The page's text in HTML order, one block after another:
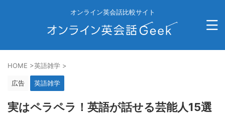
オンライン英会話比較サイト
HOME >英語雑学 >
広告 英語雑学
実はペラペラ！英語が話せる芸能人15選